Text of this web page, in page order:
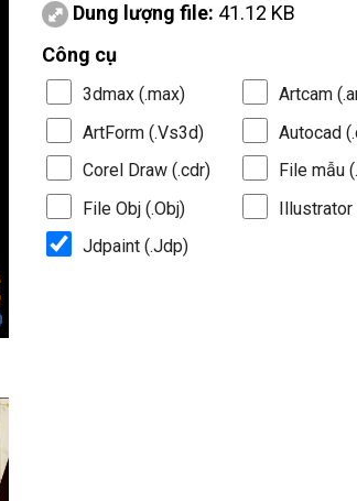
Dung lượng file: 41.12 KB
Công cụ
3dmax (.max)
Artcam
ArtForm (.Vs3d)
Autocad
Corel Draw (.cdr)
File mẫu
File Obj (.Obj)
Illustrator
Jdpaint (.Jdp)